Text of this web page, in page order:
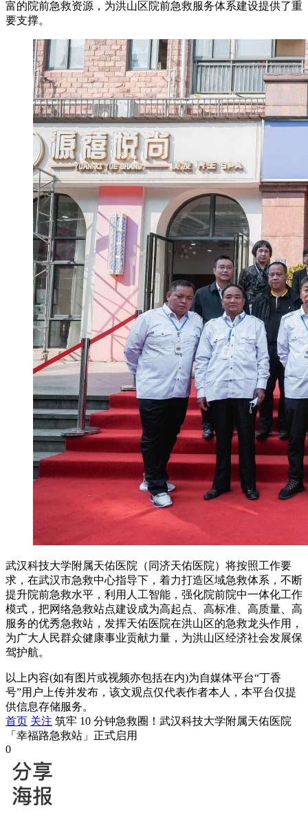
富的院前急救资源，为洪山区院前急救服务体系建设提供了重
要支撑。
武汉科技大学附属天佑医院（同济天佑医院）将按照工作要
求，在武汉市急救中心指导下，着力打造区域急救体系，不断
提升院前急救水平，利用人工智能，强化院前院中一体化工作
模式，把网络急救站点建设成为高起点、高标准、高质量、高
服务的优秀急救站，发挥天佑医院在洪山区的急救龙头作用，
为广大人民群众健康事业贡献力量，为洪山区经济社会发展保
驾护航。
以上内容(如有图片或视频亦包括在内)为自媒体平台“丁香
号”用户上传并发布，该文观点仅代表作者本人，本平台仅提
供信息存储服务。
首页 关注 筑牢 10 分钟急救圈！武汉科技大学附属天佑医院
「幸福路急救站」正式启用
0